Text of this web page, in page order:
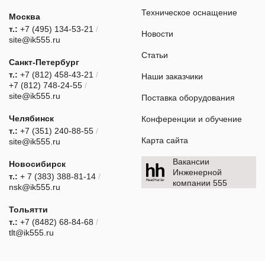
Москва
т.: +7 (495) 134-53-21 /
site@ik555.ru
Санкт-Петербург
т.: +7 (812) 458-43-21 /
+7 (812) 748-24-55 /
site@ik555.ru
Челябинск
т.: +7 (351) 240-88-55 /
site@ik555.ru
Новосибирск
т.: + 7 (383) 388-81-14 /
nsk@ik555.ru
Тольятти
т.: +7 (8482) 68-84-68 /
tlt@ik555.ru
Техническое оснащение
Новости
Статьи
Наши заказчики
Поставка оборудования
Конференции и обучение
Карта сайта
Вакансии
Инженерной
компании 555